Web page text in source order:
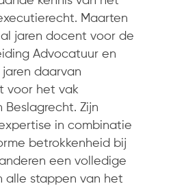
Maarten
jaren docent voor de
Advocatuur en
jaren daarvan
voor het vak
Beslagrecht. Zijn
in combinatie
betrokkenheid bij
een volledige
alle stappen van het